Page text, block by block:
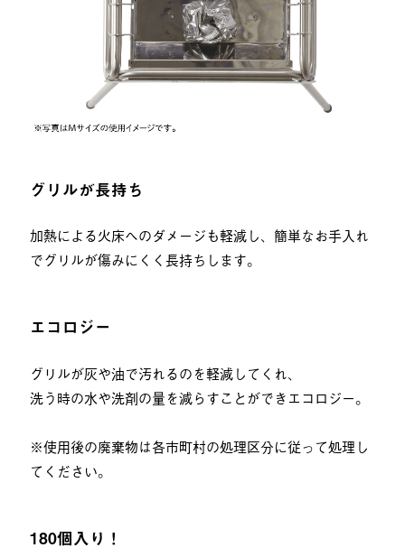
グリルが長持ち
加熱による火床へのダメージも軽減し、簡単なお手入れ
でグリルが傷みにくく長持ちします。
エコロジー
グリルが灰や油で汚れるのを軽減してくれ、
洗う時の水や洗剤の量を減らすことができエコロジー。
※使用後の廃棄物は各市町村の処理区分に従って処理し
てください。
180個入り！